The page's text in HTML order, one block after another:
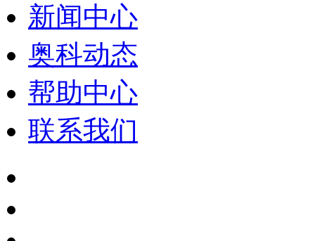
新闻中心
奥科动态
帮助中心
联系我们